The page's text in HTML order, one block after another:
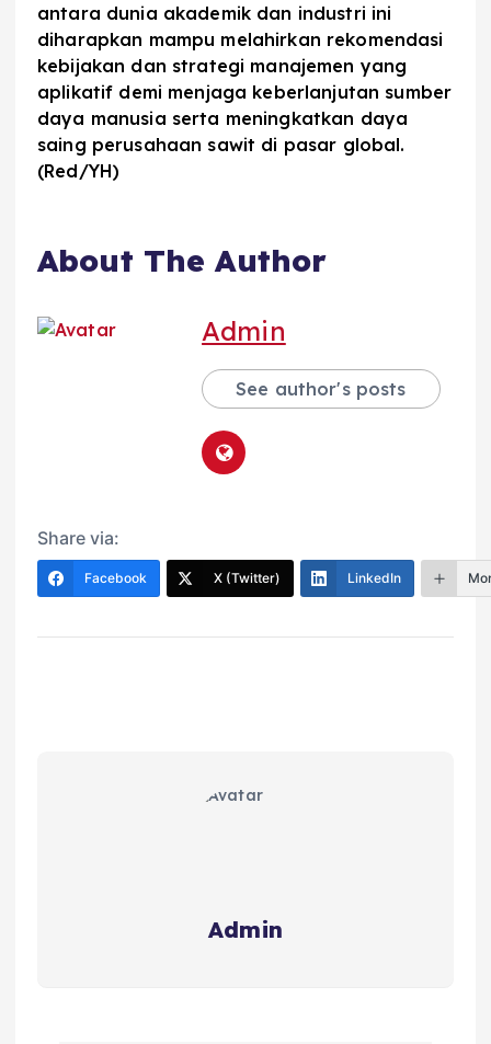
antara dunia akademik dan industri ini
diharapkan mampu melahirkan rekomendasi
kebijakan dan strategi manajemen yang
aplikatif demi menjaga keberlanjutan sumber
daya manusia serta meningkatkan daya
saing perusahaan sawit di pasar global.
(Red/YH)
About The Author
Admin
See author's posts
Share via:
Facebook X (Twitter) LinkedIn
Admin